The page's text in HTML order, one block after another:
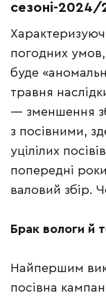
сезоні-2024/
погодних
буде
травня
— зменшення
з посівними,
уцілілих
попередні
валовий збір.
Брак вологи й
Найпершим
посівна